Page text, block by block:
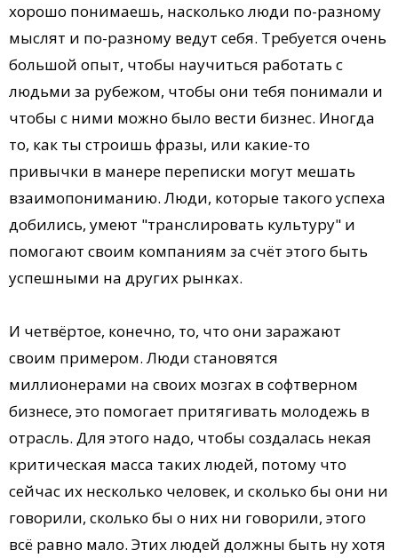
хорошо понимаешь, насколько люди по-разному
мыслят и по-разному ведут себя. Требуется очень
большой опыт, чтобы научиться работать с
людьми за рубежом, чтобы они тебя понимали и
чтобы с ними можно было вести бизнес. Иногда
то, как ты строишь фразы, или какие-то
привычки в манере переписки могут мешать
взаимопониманию. Люди, которые такого успеха
добились, умеют "транслировать культуру" и
помогают своим компаниям за счёт этого быть
успешными на других рынках.
И четвёртое, конечно, то, что они заражают
своим примером. Люди становятся
миллионерами на своих мозгах в софтверном
бизнесе, это помогает притягивать молодежь в
отрасль. Для этого надо, чтобы создалась некая
критическая масса таких людей, потому что
сейчас их несколько человек, и сколько бы они ни
говорили, сколько бы о них ни говорили, этого
всё равно мало. Этих людей должны быть ну хотя